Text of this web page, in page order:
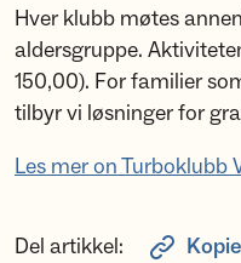
Hver klubb møtes
aldersgruppe.
150,00). For familier
tilbyr vi løsninger for
Les mer on Turboklubb
Del artikkel: